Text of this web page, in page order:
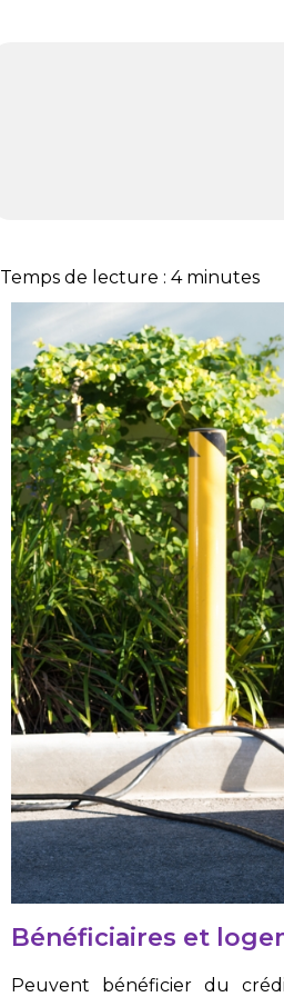
Temps de lecture : 4 minutes
Bénéficiaires et
Peuvent bénéficier du